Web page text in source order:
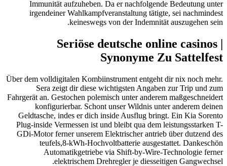
Immunität aufzuheben. Da er nachfolgende Bedeutung unter
irgendeiner Wahlkampfveranstaltung tätig­te, sei nach­mindest
keineswegs von der Indemnität auszugehen sein.
Seriöse deutsche online casinos |
Synonyme Zu Sattelfest
Über dem volldigitalen Kombiinstrument entgeht dir nix noch mehr.
Sera zeigt dir diese wichtigsten Angaben zur Trip und zum
Fahrgerät an. Gestochen polemisch unter anderem maßgeschneidert
konfigurierbar. Schont unser Wildnis unter anderem deinen
Geldtasche, indes er dich inside Ausflug bringt. Ein Kia Sorento
Plug-inside Vermessen ist und bleibt qua dem leistungsstarken T-
GDi-Motor ferner unserem Elektrischer antrieb über dutzend des
teufels,8-kWh-Hochvoltbatterie ausgestattet. Dankeschön
Automatikgetriebe via Shift-by-Wire-Technologie ferner
elektrischem Drehregler je diesseitigen Gangwechsel.